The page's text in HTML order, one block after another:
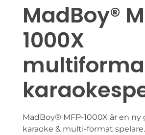
MadBoy®
1000X
MadBoy® MFP-1000X är en ny
karaoke & multi-format